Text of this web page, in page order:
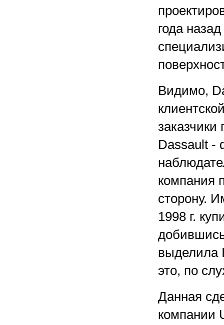
года
Видимо,
Dassault -
компания
сторону.
1998 г.
выделила
это, по
Данная
компании